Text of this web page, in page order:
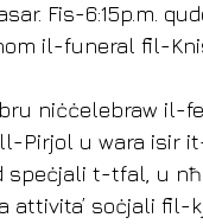
Fis-6:15p.m.
il-funeral fil-
niċċelebraw il-
Pirjol u wara
speċjali t-tfal, u
attivita’ soċjali